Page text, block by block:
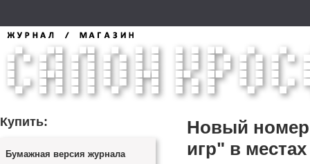
Купить:
Бумажная версия журнала
Новый номер
игр" в